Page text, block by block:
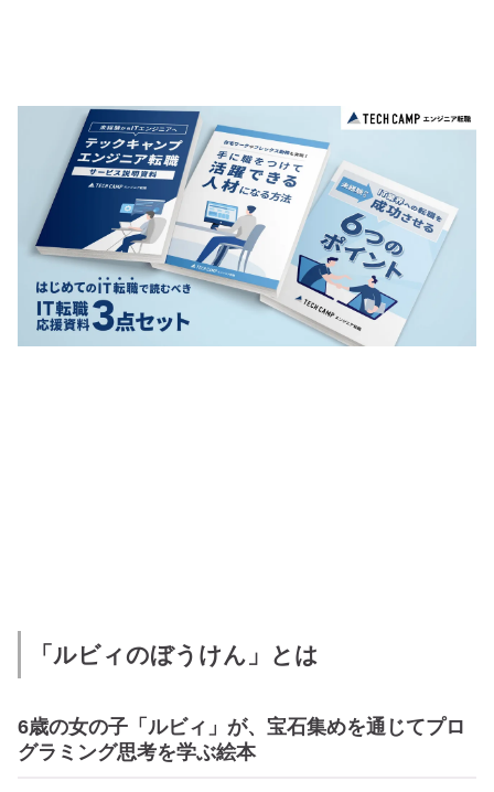
「ルビィのぼうけん」とは
6歳の女の子「ルビィ」が、宝石集めを通じてプロ
グラミング思考を学ぶ絵本